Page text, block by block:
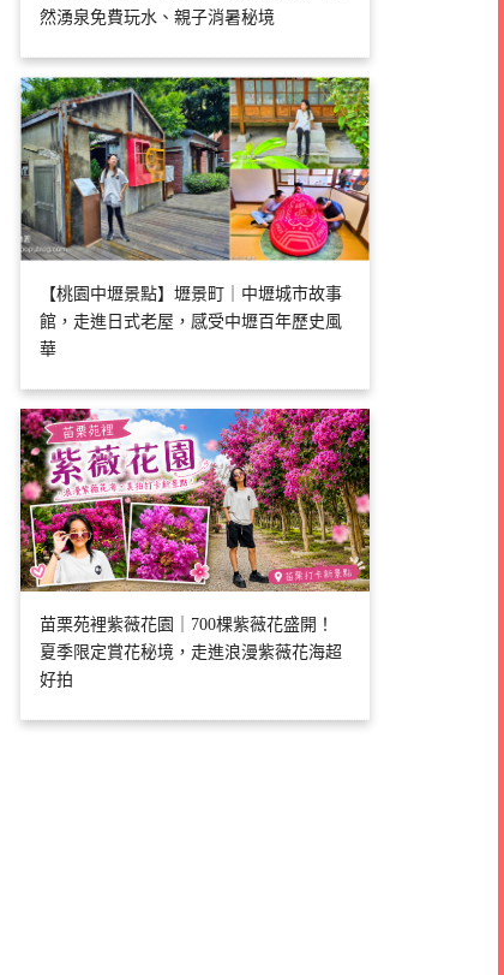
然湧泉免費玩水、親子消暑秘境
【桃園中壢景點】壢景町｜中壢城市故事
館，走進日式老屋，感受中壢百年歷史風
華
苗栗苑裡紫薇花園｜700棵紫薇花盛開！
夏季限定賞花秘境，走進浪漫紫薇花海超
好拍